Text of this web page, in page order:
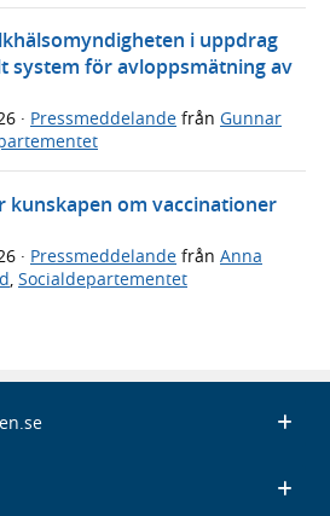
i uppdrag
system för avloppsmätning av
· Pressmeddelande från Gunnar
kunskapen om vaccinationer
· Pressmeddelande från Anna
Socialdepartementet